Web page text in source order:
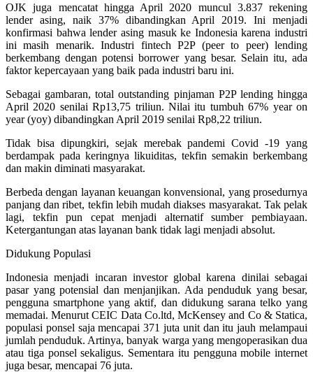
OJK juga mencatat hingga April 2020 muncul 3.837 rekening
lender asing, naik 37% dibandingkan April 2019. Ini menjadi
konfirmasi bahwa lender asing masuk ke Indonesia karena industri
ini masih menarik. Industri fintech P2P (peer to peer) lending
berkembang dengan potensi borrower yang besar. Selain itu, ada
faktor kepercayaan yang baik pada industri baru ini.
Sebagai gambaran, total outstanding pinjaman P2P lending hingga
April 2020 senilai Rp13,75 triliun. Nilai itu tumbuh 67% year on
year (yoy) dibandingkan April 2019 senilai Rp8,22 triliun.
Tidak bisa dipungkiri, sejak merebak pandemi Covid -19 yang
berdampak pada keringnya likuiditas, tekfin semakin berkembang
dan makin diminati masyarakat.
Berbeda dengan layanan keuangan konvensional, yang prosedurnya
panjang dan ribet, tekfin lebih mudah diakses masyarakat. Tak pelak
lagi, tekfin pun cepat menjadi alternatif sumber pembiayaan.
Ketergantungan atas layanan bank tidak lagi menjadi absolut.
Didukung Populasi
Indonesia menjadi incaran investor global karena dinilai sebagai
pasar yang potensial dan menjanjikan. Ada penduduk yang besar,
pengguna smartphone yang aktif, dan didukung sarana telko yang
memadai. Menurut CEIC Data Co.ltd, McKensey and Co & Statica,
populasi ponsel saja mencapai 371 juta unit dan itu jauh melampaui
jumlah penduduk. Artinya, banyak warga yang mengoperasikan dua
atau tiga ponsel sekaligus. Sementara itu pengguna mobile internet
juga besar, mencapai 76 juta.